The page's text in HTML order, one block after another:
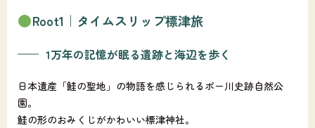
Root1｜タイムスリップ標津旅
1万年の記憶が眠る遺跡と海辺を歩く
日本遺産「鮭の聖地」の物語を感じられるポー川史跡自然公
園。
鮭の形のおみくじがかわいい標津神社。